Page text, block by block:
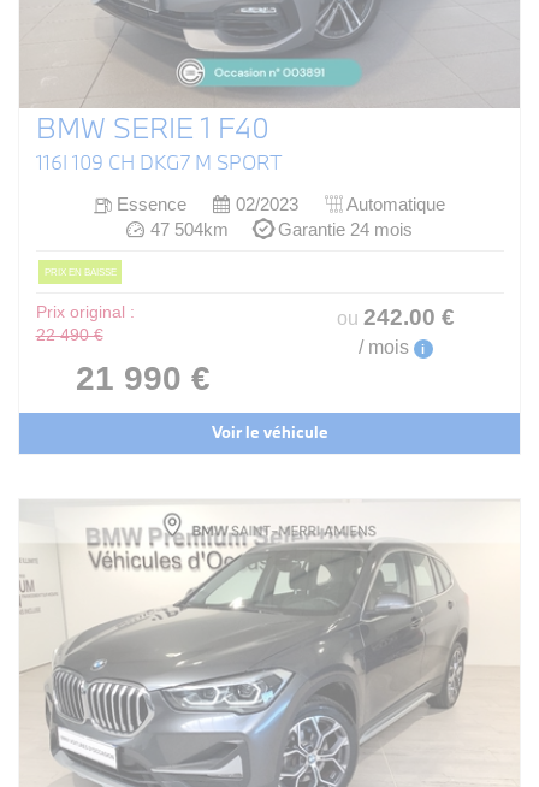
BMW SERIE 1 F40
116I 109 CH DKG7 M SPORT
Essence 02/2023
Automatique
47 504km
Garantie 24 mois
PRIX EN BAISSE
Prix original :
22 490 €
21 990 €
ou 242.00 €
/ mois i
Voir le véhicule